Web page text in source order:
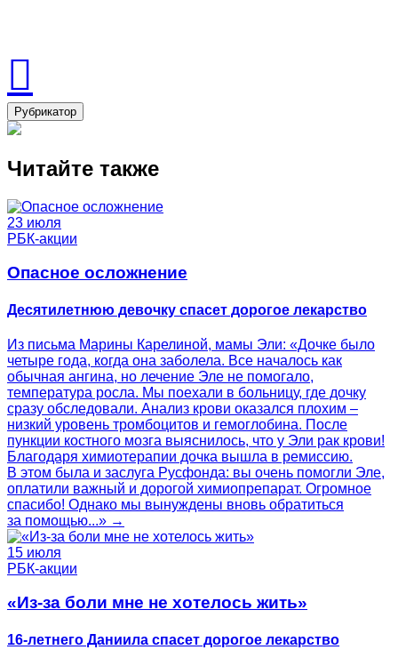
Рубрикатор
Читайте также
23 июля
РБК-акции
Опасное осложнение
Десятилетнюю девочку спасет дорогое лекарство
Из письма Марины Карелиной, мамы Эли: «Дочке было
четыре года, когда она заболела. Все началось как
обычная ангина, но лечение Эле не помогало,
температура росла. Мы поехали в больницу, где дочку
сразу обследовали. Анализ крови оказался плохим –
низкий уровень тромбоцитов и гемоглобина. После
пункции костного мозга выяснилось, что у Эли рак крови!
Благодаря химиотерапии дочка вышла в ремиссию.
В этом была и заслуга Русфонда: вы очень помогли Эле,
оплатили важный и дорогой химиопрепарат. Огромное
спасибо! Однако мы вынуждены вновь обратиться
за помощью...» →
15 июля
РБК-акции
«Из-за боли мне не хотелось жить»
16-летнего Даниила спасет дорогое лекарство